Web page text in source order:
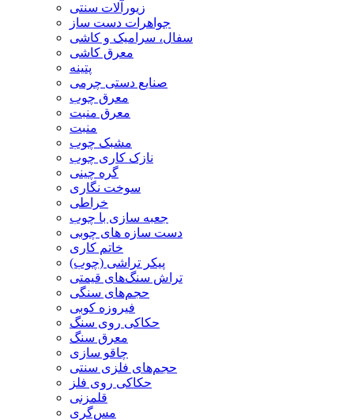
زیورآلات سنتی
جواهرات دست ساز
سفال، سرامیک و کاشی
معرق کاشی
پتینه
صنایع دستی چرمی
معرق چوب
معرق منبت
منبت
مشبک چوب
نازک کاری چوب
گره چینی
سوخت نگاری
خراطی
جعبه سازی با چوب
دست سازه های چوبی
خاتم کاری
پیکر تراشی (چوب)
تراش سنگ‌های قیمتی
حجم‌های سنگی
فیروزه کوبی
حکاکی روی سنگ
معرق سنگ
چاقو سازی
حجم‌های فلزی سنتی
حکاکی روی فلز
قلمزنی
مس‌گری